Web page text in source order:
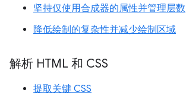
坚持仅使用合成器的属性并管理层数
降低绘制的复杂性并减少绘制区域
解析 HTML 和 CSS
提取关键 CSS